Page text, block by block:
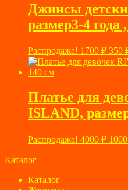
Джинсы
размер3-4 года
Распродажа! 1700₽
цена
350
Платье для
ISLAND,
Распродажа! 4000₽ 1000
Каталог
Каталог